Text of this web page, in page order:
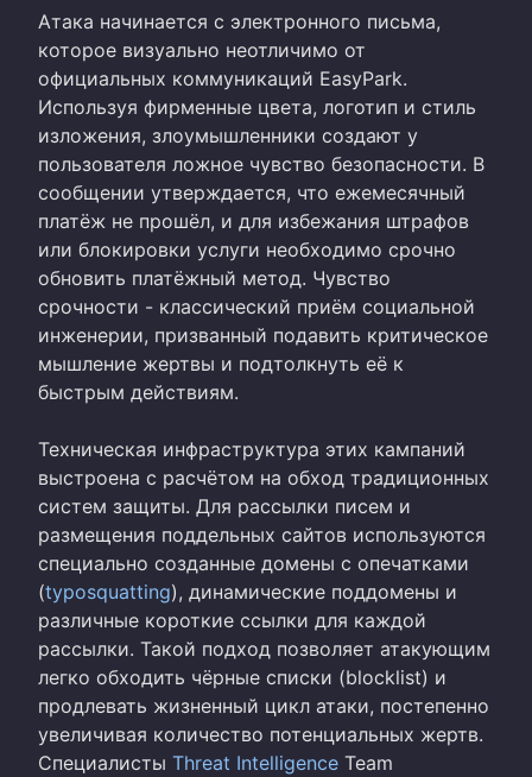
Атака начинается с электронного письма,
которое визуально неотличимо от
официальных коммуникаций EasyPark.
Используя фирменные цвета, логотип и стиль
изложения, злоумышленники создают у
пользователя ложное чувство безопасности. В
сообщении утверждается, что ежемесячный
платёж не прошёл, и для избежания штрафов
или блокировки услуги необходимо срочно
обновить платёжный метод. Чувство
срочности - классический приём социальной
инженерии, призванный подавить критическое
мышление жертвы и подтолкнуть её к
быстрым действиям.
Техническая инфраструктура этих кампаний
выстроена с расчётом на обход традиционных
систем защиты. Для рассылки писем и
размещения поддельных сайтов используются
специально созданные домены с опечатками
(typosquatting), динамические поддомены и
различные короткие ссылки для каждой
рассылки. Такой подход позволяет атакующим
легко обходить чёрные списки (blocklist) и
продлевать жизненный цикл атаки, постепенно
увеличивая количество потенциальных жертв.
Специалисты Threat Intelligence Team